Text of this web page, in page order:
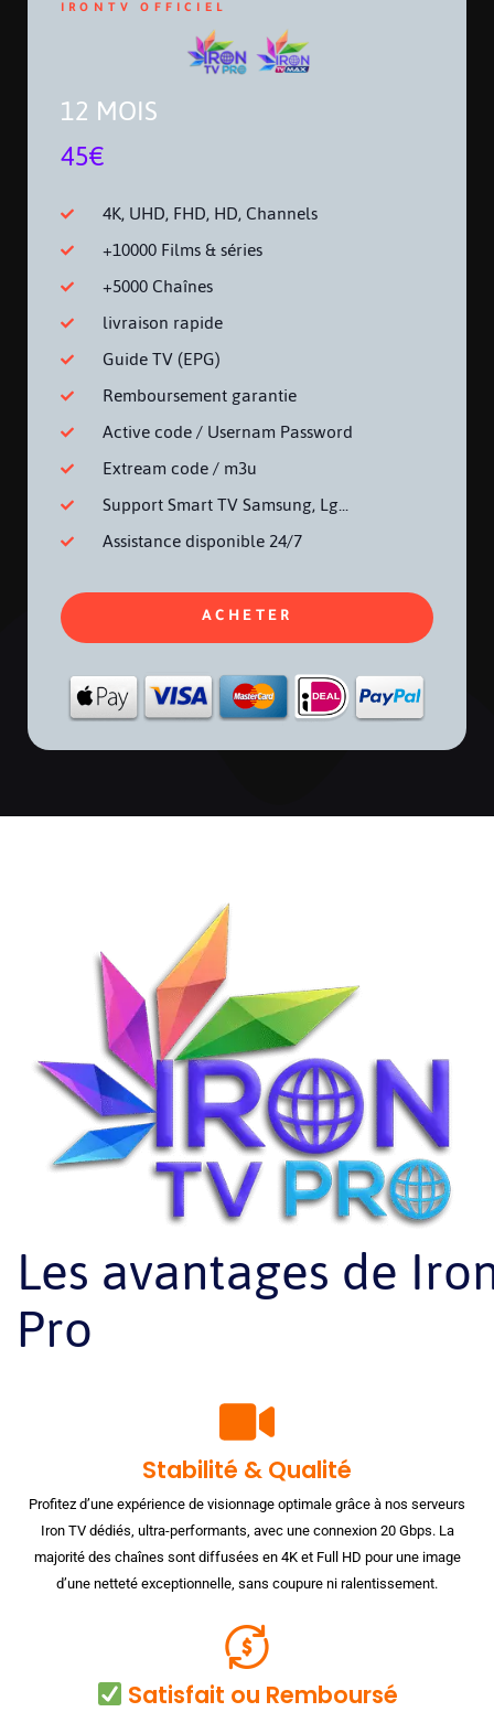
IRONTV OFFICIEL
12 MOIS
45€
4K, UHD, FHD, HD, Channels
+10000 Films & séries
+5000 Chaînes
livraison rapide
Guide TV (EPG)
Remboursement garantie
Active code / Usernam Password
Extream code / m3u
Support Smart TV Samsung, Lg...
Assistance disponible 24/7
ACHETER
Les avantages de
Pro
Stabilité & Qualité
Profitez d’une expérience de visionnage optimale grâce à nos serveurs
Iron TV dédiés, ultra-performants, avec une connexion 20 Gbps. La
majorité des chaînes sont diffusées en 4K et Full HD pour une image
d’une netteté exceptionnelle, sans coupure ni ralentissement.
Satisfait ou Remboursé